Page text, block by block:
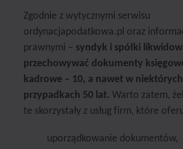
Zgodnie z wytycznymi serwisu
ordynacjapodatkowa.pl oraz
prawnymi – syndyk i spółki
przechowywać dokumenty
kadrowe – 10, a nawet w niektórych
przypadkach 50 lat. Warto zatem,
te skorzystały z usług firm, które
uporządkowanie dokumentów,